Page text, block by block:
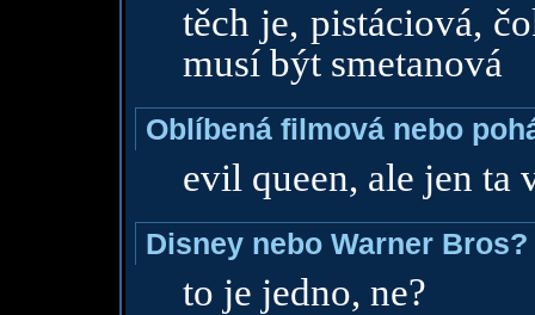
těch je, pistáciová,
musí být smetanová
Oblíbená filmová nebo
evil queen, ale jen ta
Disney nebo Warner Bros?
to je jedno, ne?